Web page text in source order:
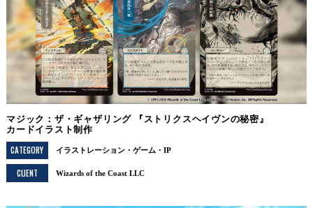
マジック：ザ・ギャザリング 『ストリクスヘイヴンの秘密』
カードイラスト制作
CATEGORY
イラストレーション ゲーム・IP
CLIENT Wizards of the Coast LLC